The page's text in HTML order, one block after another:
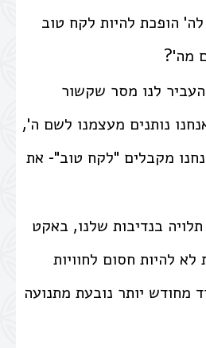
הופכת להיות לקח טוב
לנו מסר שקשור
נותנים מעצמנו לשם ה',
מקבלים "לקח טוב"- את
בנדיבות שלנו, באקט
להיות חסום לחוויות
מחודש יותר נובעת מתנועה